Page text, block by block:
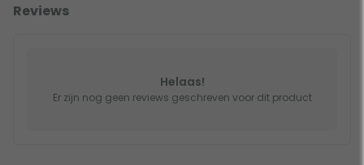
Reviews
Helaas!
Er zijn nog geen reviews geschreven voor dit product